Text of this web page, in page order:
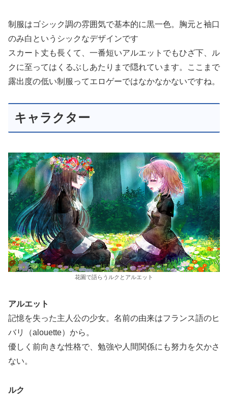
制服はゴシック調の雰囲気で基本的に黒一色。胸元と袖口
のみ白というシックなデザインです
スカート丈も長くて、一番短いアルエットでもひざ下、ル
クに至ってはくるぶしあたりまで隠れています。ここまで
露出度の低い制服ってエロゲーではなかなかないですね。
キャラクター
花園で語らうルクとアルエット
アルエット
記憶を失った主人公の少女。名前の由来はフランス語のヒ
バリ（alouette）から。
優しく前向きな性格で、勉強や人間関係にも努力を欠かさ
ない。
ルク